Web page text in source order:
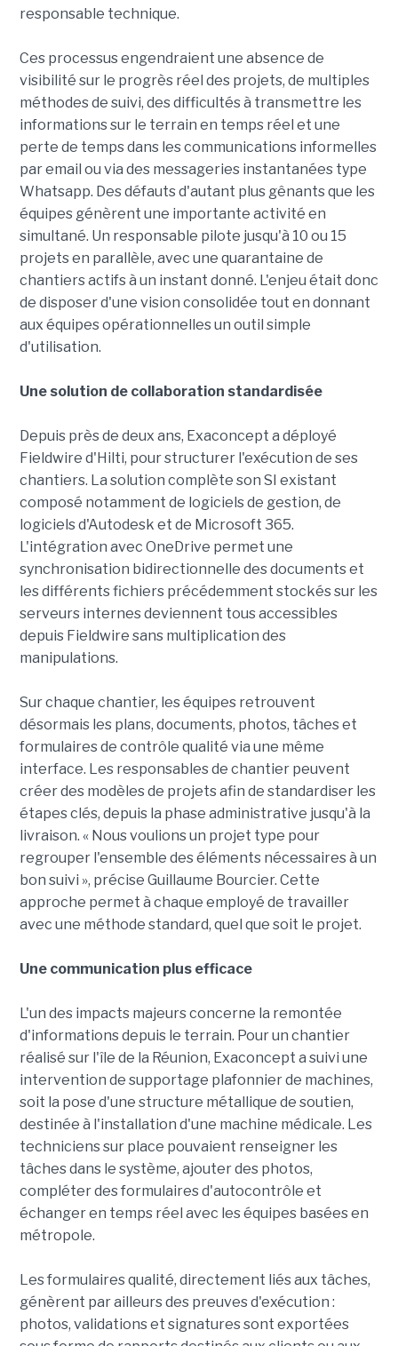
responsable technique.
Ces processus engendraient une absence de
visibilité sur le progrès réel des projets, de multiples
méthodes de suivi, des difficultés à transmettre les
informations sur le terrain en temps réel et une
perte de temps dans les communications informelles
par email ou via des messageries instantanées type
Whatsapp. Des défauts d'autant plus gênants que les
équipes génèrent une importante activité en
simultané. Un responsable pilote jusqu'à 10 ou 15
projets en parallèle, avec une quarantaine de
chantiers actifs à un instant donné. L'enjeu était donc
de disposer d'une vision consolidée tout en donnant
aux équipes opérationnelles un outil simple
d'utilisation.
Une solution de collaboration standardisée
Depuis près de deux ans, Exaconcept a déployé
Fieldwire d'Hilti, pour structurer l'exécution de ses
chantiers. La solution complète son SI existant
composé notamment de logiciels de gestion, de
logiciels d'Autodesk et de Microsoft 365.
L'intégration avec OneDrive permet une
synchronisation bidirectionnelle des documents et
les différents fichiers précédemment stockés sur les
serveurs internes deviennent tous accessibles
depuis Fieldwire sans multiplication des
manipulations.
Sur chaque chantier, les équipes retrouvent
désormais les plans, documents, photos, tâches et
formulaires de contrôle qualité via une même
interface. Les responsables de chantier peuvent
créer des modèles de projets afin de standardiser les
étapes clés, depuis la phase administrative jusqu'à la
livraison. « Nous voulions un projet type pour
regrouper l'ensemble des éléments nécessaires à un
bon suivi », précise Guillaume Bourcier. Cette
approche permet à chaque employé de travailler
avec une méthode standard, quel que soit le projet.
Une communication plus efficace
L'un des impacts majeurs concerne la remontée
d'informations depuis le terrain. Pour un chantier
réalisé sur l'île de la Réunion, Exaconcept a suivi une
intervention de supportage plafonnier de machines,
soit la pose d'une structure métallique de soutien,
destinée à l'installation d'une machine médicale. Les
techniciens sur place pouvaient renseigner les
tâches dans le système, ajouter des photos,
compléter des formulaires d'autocontrôle et
échanger en temps réel avec les équipes basées en
métropole.
Les formulaires qualité, directement liés aux tâches,
génèrent par ailleurs des preuves d'exécution :
photos, validations et signatures sont exportées